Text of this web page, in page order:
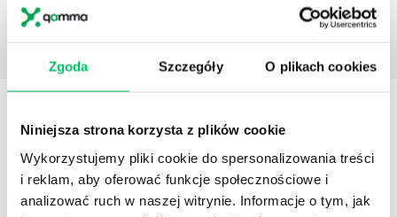
Zgoda Szczegóły O plikach cookies
Niniejsza strona korzysta z plików cookie
Wykorzystujemy pliki cookie do spersonalizowania treści
i reklam, aby oferować funkcje społecznościowe i
analizować ruch w naszej witrynie. Informacje o tym, jak